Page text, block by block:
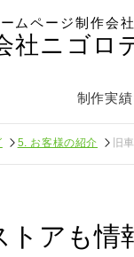
ムページ制作会社
社ニゴロ
制作実績
5. お客様の紹介 旧
トアも